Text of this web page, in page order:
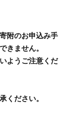
附のお申込み手
きません。
ようご注意くだ
ください。